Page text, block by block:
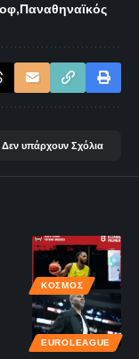
Παναθηναϊκός
Δεν υπάρχουν Σχόλια
ΚΌΣΜΟΣ
EUROLEAGUE